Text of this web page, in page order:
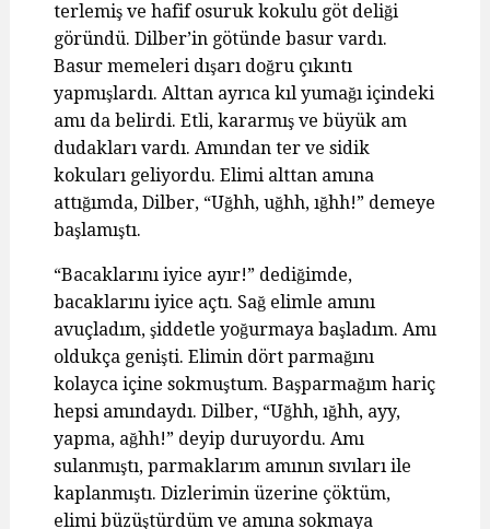
terlemiş ve hafif osuruk kokulu göt deliği
göründü. Dilber’in götünde basur vardı.
Basur memeleri dışarı doğru çıkıntı
yapmışlardı. Alttan ayrıca kıl yumağı içindeki
amı da belirdi. Etli, kararmış ve büyük am
dudakları vardı. Amından ter ve sidik
kokuları geliyordu. Elimi alttan amına
attığımda, Dilber, “Uğhh, uğhh, ığhh!” demeye
başlamıştı.
“Bacaklarını iyice ayır!” dediğimde,
bacaklarını iyice açtı. Sağ elimle amını
avuçladım, şiddetle yoğurmaya başladım. Amı
oldukça genişti. Elimin dört parmağını
kolayca içine sokmuştum. Başparmağım hariç
hepsi amındaydı. Dilber, “Uğhh, ığhh, ayy,
yapma, ağhh!” deyip duruyordu. Amı
sulanmıştı, parmaklarım amının sıvıları ile
kaplanmıştı. Dizlerimin üzerine çöktüm,
elimi büzüştürdüm ve amına sokmaya